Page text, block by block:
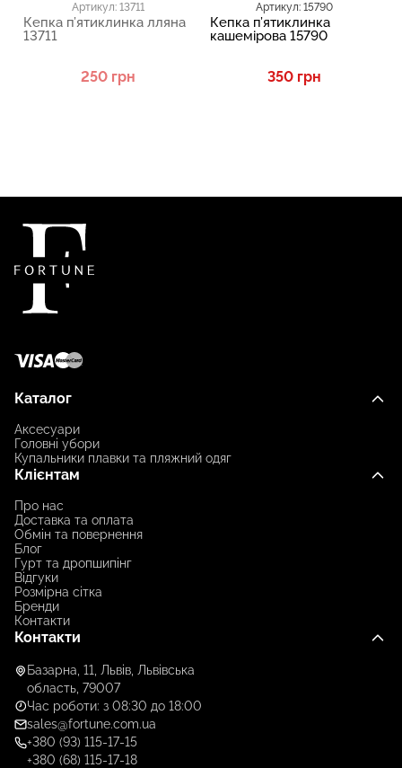
Артикул: 13711
Кепка п’ятиклинка лляна
13711
250 грн
Артикул: 15790
Кепка п’ятиклинка
кашемірова 15790
350 грн
Каталог
Аксесуари
Головні убори
Купальники плавки та пляжний одяг
Клієнтам
Про нас
Доставка та оплата
Обмін та повернення
Блог
Гурт та дропшипінг
Відгуки
Розмірна сітка
Бренди
Контакти
Контакти
Базарна, 11, Львів, Львівська
область, 79007
Час роботи: з 08:30 до 18:00
sales@fortune.com.ua
+380 (93) 115-17-15
+380 (68) 115-17-18